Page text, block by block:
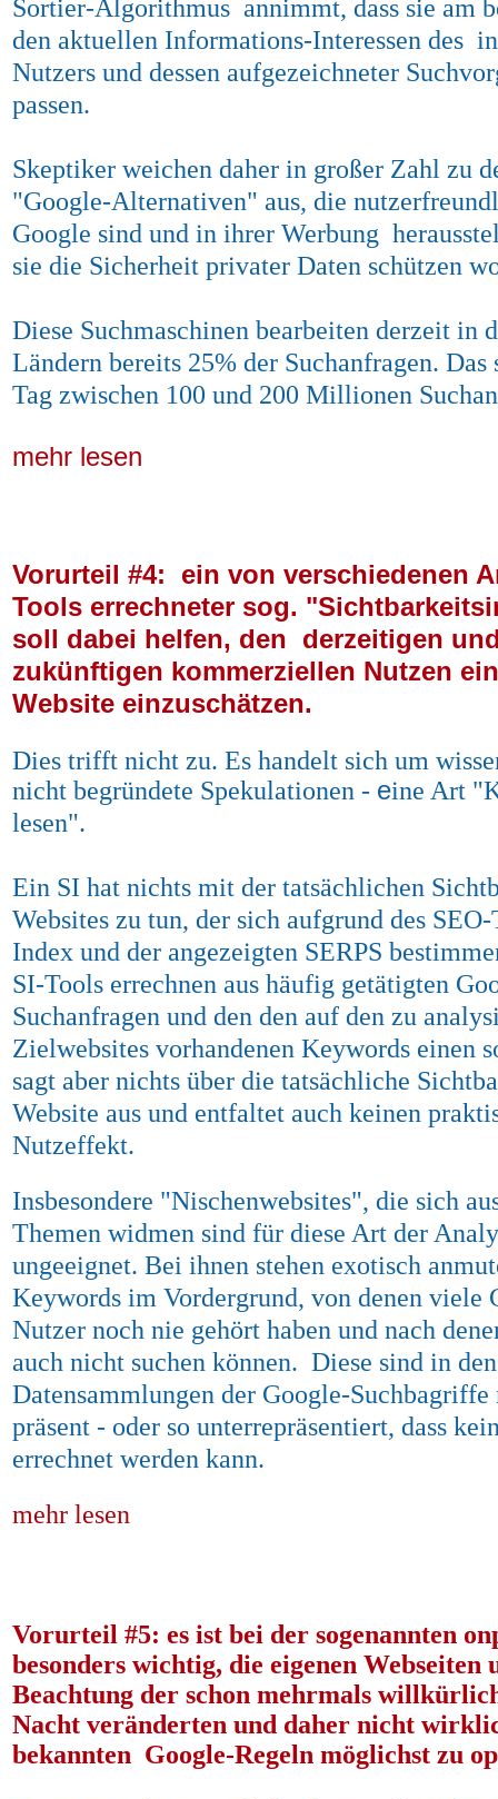
Sortier-Algorithmus annimmt, dass sie am
den aktuellen Informations-Interessen des
Nutzers und dessen aufgezeichneter
passen.
Skeptiker weichen daher in großer Zahl zu
"Google-Alternativen" aus, die
Google sind und in ihrer Werbung
sie die Sicherheit privater Daten schützen
Diese Suchmaschinen bearbeiten derzeit in
Ländern bereits 25% der Suchanfragen. Das
Tag zwischen 100 und 200 Millionen
mehr lesen
Vorurteil #4: ein von verschiedenen
Tools errechneter sog.
soll dabei helfen, den derzeitigen
zukünftigen kommerziellen Nutzen
Website einzuschätzen.
Dies trifft nicht zu. Es handelt sich um
nicht begründete Spekulationen - eine Art
lesen".
Ein SI hat nichts mit der tatsächlichen
Websites zu tun, der sich aufgrund des
Index und der angezeigten SERPS
SI-Tools errechnen aus häufig getätigten
Suchanfragen und den den auf den zu
Zielwebsites vorhandenen Keywords einen
sagt aber nichts über die tatsächliche
Website aus und entfaltet auch keinen
Nutzeffekt.
Insbesondere "Nischenwebsites", die sich
Themen widmen sind für diese Art der
ungeeignet. Bei ihnen stehen exotisch
Keywords im Vordergrund, von denen viele
Nutzer noch nie gehört haben und nach
auch nicht suchen können. Diese sind in den
Datensammlungen der Google-Suchbagriffe
präsent - oder so unterrepräsentiert, dass
errechnet werden kann.
mehr lesen
Vorurteil #5: es ist bei der sogenannten
besonders wichtig, die eigenen Webseiten
Beachtung der schon mehrmals
Nacht veränderten und daher nicht
bekannten Google-Regeln möglichst zu